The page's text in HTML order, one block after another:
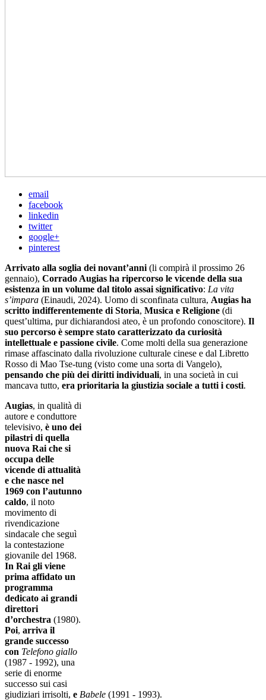
email
facebook
linkedin
twitter
google+
pinterest
Arrivato alla soglia dei novant’anni (li compirà il prossimo 26
gennaio), Corrado Augias ha ripercorso le vicende della sua
esistenza in un volume dal titolo assai significativo: La vita
s’impara (Einaudi, 2024). Uomo di sconfinata cultura, Augias ha
scritto indifferentemente di Storia, Musica e Religione (di
quest’ultima, pur dichiarandosi ateo, è un profondo conoscitore). Il
suo percorso è sempre stato caratterizzato da curiosità
intellettuale e passione civile. Come molti della sua generazione
rimase affascinato dalla rivoluzione culturale cinese e dal Libretto
Rosso di Mao Tse-tung (visto come una sorta di Vangelo),
pensando che più dei diritti individuali, in una società in cui
mancava tutto, era prioritaria la giustizia sociale a tutti i costi.
Augias, in qualità di
autore e conduttore
televisivo, è uno dei
pilastri di quella
nuova Rai che si
occupa delle
vicende di attualità
e che nasce nel
1969 con l’autunno
caldo, il noto
movimento di
rivendicazione
sindacale che seguì
la contestazione
giovanile del 1968.
In Rai gli viene
prima affidato un
programma
dedicato ai grandi
direttori
d’orchestra (1980).
Poi, arriva il
grande successo
con Telefono giallo
(1987 - 1992), una
serie di enorme
successo sui casi
giudiziari irrisolti, e Babele (1991 - 1993).